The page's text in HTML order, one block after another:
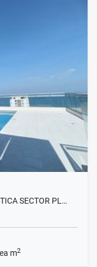
SECTOR PL…
m2